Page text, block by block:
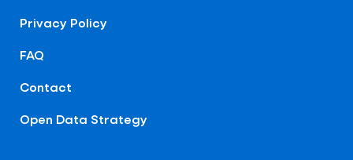
Privacy Policy
FAQ
Contact
Open Data Strategy